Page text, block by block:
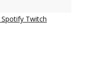
Spotify Twitch